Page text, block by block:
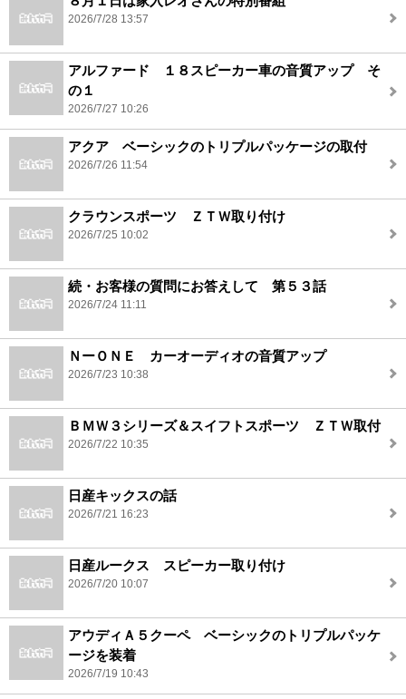
2026/7/28 13:57
アルファード １８スピーカー車の音質アップ そ
の１
2026/7/27 10:26
アクア ベーシックのトリプルパッケージの取付
2026/7/26 11:54
クラウンスポーツ ＺＴＷ取り付け
2026/7/25 10:02
続・お客様の質問にお答えして 第５３話
2026/7/24 11:11
ＮーＯＮＥ カーオーディオの音質アップ
2026/7/23 10:38
ＢＭＷ３シリーズ＆スイフトスポーツ ＺＴＷ取付
2026/7/22 10:35
日産キックスの話
2026/7/21 16:23
日産ルークス スピーカー取り付け
2026/7/20 10:07
アウディＡ５クーペ ベーシックのトリプルパッケ
ージを装着
2026/7/19 10:43